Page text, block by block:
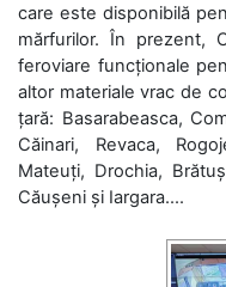
care este disponibilă
mărfurilor. În prezent,
feroviare funcționale
altor materiale vrac de
țară: Basarabeasca,
Căinari, Revaca,
Mateuți, Drochia,
Căușeni și Iargara....